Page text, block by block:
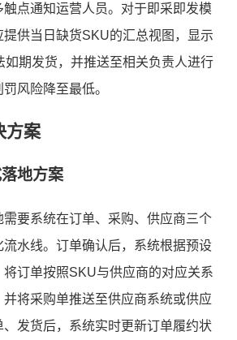
点通知运营人员。对于即采即发模
供当日缺货SKU的汇总视图，显示
如期发货，并推送至相关负责人进行
风险降至最低。
方案
地方案
需要系统在订单、采购、供应商三个
水线。订单确认后，系统根据预设
订单按照SKU与供应商的对应关系
将采购单推送至供应商系统或供应
发货后，系统实时更新订单履约状